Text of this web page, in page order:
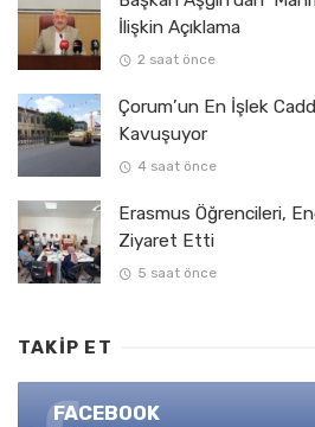
İlişkin Açıklama
2 saat önce
Çorum’un En İşlek
Kavuşuyor
4 saat önce
Erasmus Öğrencileri,
Ziyaret Etti
5 saat önce
TAKIP ET
FACEBOOK